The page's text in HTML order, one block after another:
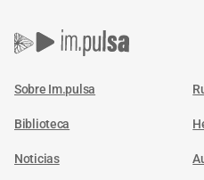
Sobre Im.pulsa
Biblioteca
Noticias